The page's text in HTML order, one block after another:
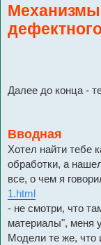
о
о
щ
е
Механизмы
Далее до конца -
Вводная
Хотел найти тебе
обработки, а
все, о чем я
1.html
- не смотри, что
материалы", меня
Модели те же, что